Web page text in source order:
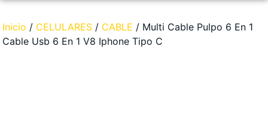
Inicio / CELULARES / CABLE / Multi Cable Pulpo 6 En 1
Cable Usb 6 En 1 V8 Iphone Tipo C